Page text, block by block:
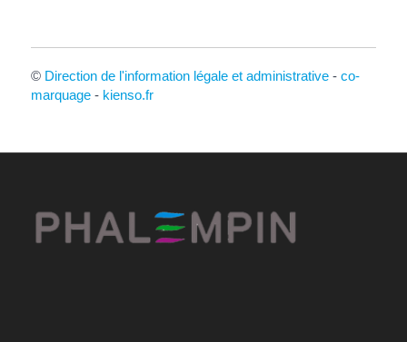
© Direction de l'information légale et administrative- co-
marquage- kienso.fr